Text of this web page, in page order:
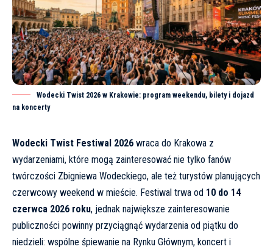
Wodecki Twist 2026 w Krakowie: program weekendu, bilety i dojazd
na koncerty
Wodecki Twist Festiwal 2026 wraca do Krakowa z
wydarzeniami, które mogą zainteresować nie tylko fanów
twórczości Zbigniewa Wodeckiego, ale też turystów planujących
czerwcowy weekend w mieście. Festiwal trwa od 10 do 14
czerwca 2026 roku, jednak największe zainteresowanie
publiczności powinny przyciągnąć wydarzenia od piątku do
niedzieli: wspólne śpiewanie na Rynku Głównym, koncert i